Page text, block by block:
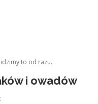
to od razu.
i owadów